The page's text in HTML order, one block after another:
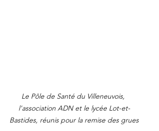
Le Pôle de Santé du Villeneuvois,
l'association ADN et le lycée Lot-et-
Bastides, réunis pour la remise des grues